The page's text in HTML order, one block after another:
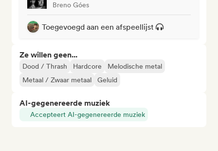
Breno Góes
Toegevoegd aan een afspeellijst
Ze willen geen...
Dood / Thrash Hardcore
Melodische metal
Metaal / Zwaar metaal
Geluid
AI-gegenereerde muziek
Accepteert AI-gegenereerde muziek